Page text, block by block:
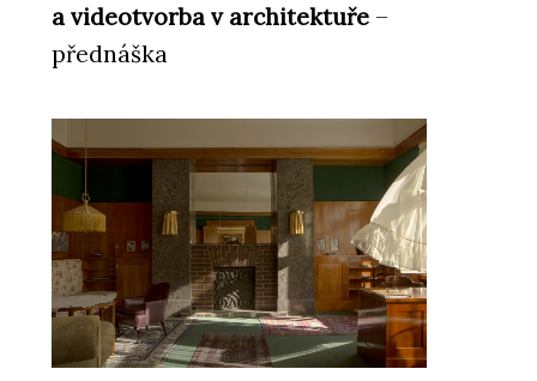
a videotvorba v architektuře –
přednáška